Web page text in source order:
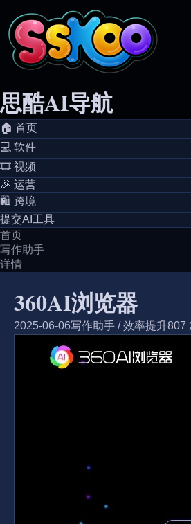
思酷AI导航
🏠️ 首页
💻️ 软件
🎞️ 视频
🎉 运营
🛍️ 跨境
提交AI工具
首页
写作助手
详情
360AI浏览器
2025-06-06写作助手 /效率提升807